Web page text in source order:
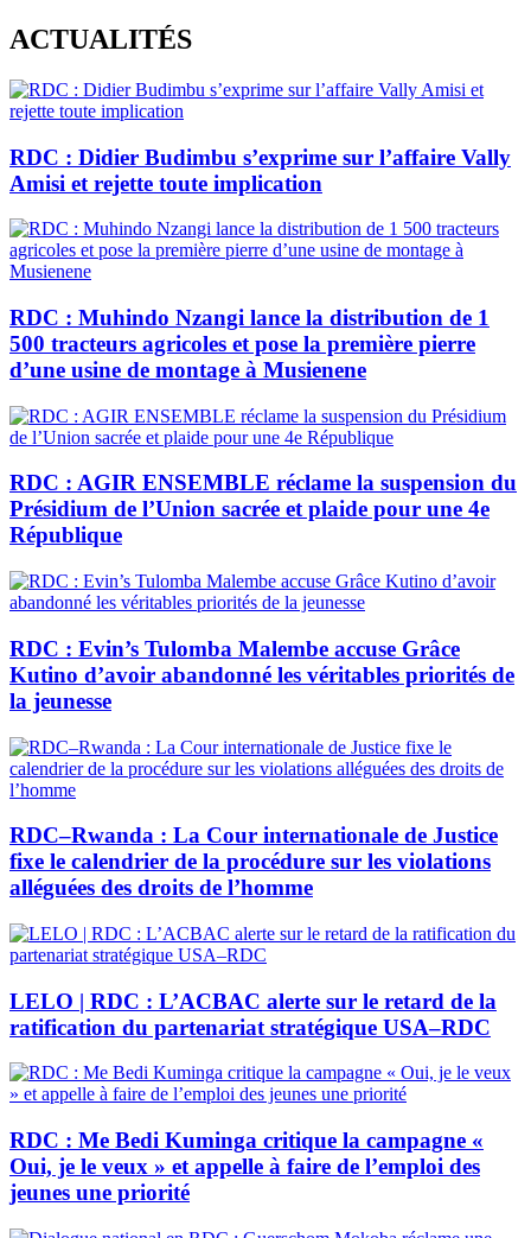
Skip
to
content
ACTUALITÉS
RDC : Didier Budimbu s’exprime sur l’affaire Vally
Amisi et rejette toute implication
RDC : Muhindo Nzangi lance la distribution de 1
500 tracteurs agricoles et pose la première pierre
d’une usine de montage à Musienene
RDC : AGIR ENSEMBLE réclame la suspension du
Présidium de l’Union sacrée et plaide pour une 4e
République
RDC : Evin’s Tulomba Malembe accuse Grâce
Kutino d’avoir abandonné les véritables priorités de
la jeunesse
RDC–Rwanda : La Cour internationale de Justice
fixe le calendrier de la procédure sur les violations
alléguées des droits de l’homme
LELO | RDC : L’ACBAC alerte sur le retard de la
ratification du partenariat stratégique USA–RDC
RDC : Me Bedi Kuminga critique la campagne «
Oui, je le veux » et appelle à faire de l’emploi des
jeunes une priorité